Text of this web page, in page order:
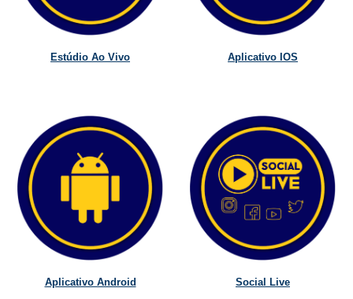
Estúdio Ao Vivo Aplicativo IOS
Aplicativo Android Social Live